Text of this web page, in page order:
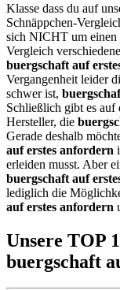
Klasse dass du auf
Schnäppchen-
sich NICHT um einen
Vergleich
buergschaft auf
Vergangenheit leider
schwer ist,
Schließlich gibt es
Hersteller, die
Gerade deshalb
auf erstes anfordern
erleiden musst. Aber
buergschaft auf
lediglich die
auf erstes anfordern
Unsere TOP
buergschaft